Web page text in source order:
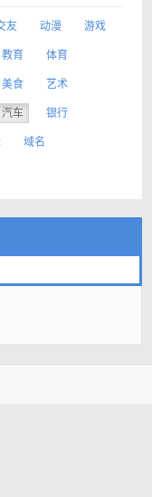
友 动漫
游戏
教育
体育
美食
艺术
汽车
银行
域名